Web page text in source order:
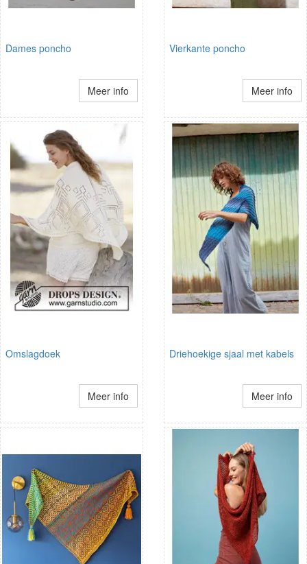
Dames poncho
Meer info
Vierkante poncho
Meer info
Omslagdoek
Meer info
Driehoekige sjaal met kabels
Meer info